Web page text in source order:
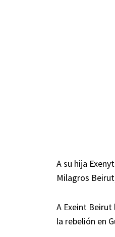
A su hija
Milagros
A Exeint
la rebelión en